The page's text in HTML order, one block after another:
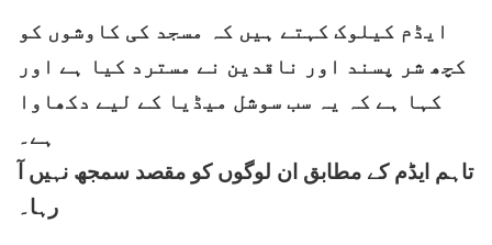
ایڈم کیلوک کہتے ہیں کہ مسجد کی کاوشوں کو
کچھ شر پسند اور ناقدین نے مسترد کیا ہے اور
کہا ہے کہ یہ سب سوشل میڈیا کے لیے دکھاوا
ہے۔
تاہم ایڈم کے مطابق ان لوگوں کو مقصد سمجھ نہیں آ
رہا۔